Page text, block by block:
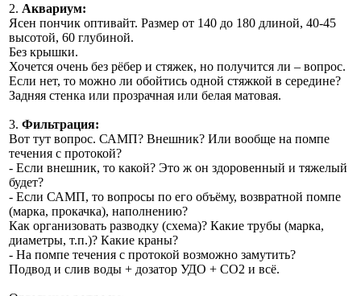
2. Аквариум:
Ясен пончик оптивайт. Размер от 140 до 180 длиной, 40-45
высотой, 60 глубиной.
Без крышки.
Хочется очень без рёбер и стяжек, но получится ли – вопрос.
Если нет, то можно ли обойтись одной стяжкой в середине?
Задняя стенка или прозрачная или белая матовая.
3. Фильтрация:
Вот тут вопрос. САМП? Внешник? Или вообще на помпе
течения с протокой?
- Если внешник, то какой? Это ж он здоровенный и тяжелый
будет?
- Если САМП, то вопросы по его объёму, возвратной помпе
(марка, прокачка), наполнению?
Как организовать разводку (схема)? Какие трубы (марка,
диаметры, т.п.)? Какие краны?
- На помпе течения с протокой возможно замутить?
Подвод и слив воды + дозатор УДО + СО2 и всё.